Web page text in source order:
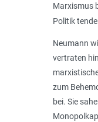
Marxismus
Politik
Neumann
vertraten
zum
bei. Sie